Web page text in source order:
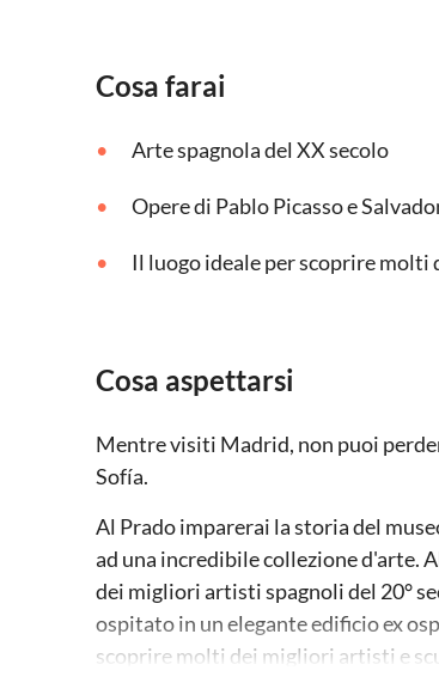
Cosa farai
Arte spagnola del XX secolo
Opere di Pablo Picasso e
Il luogo ideale per scoprire
Cosa aspettarsi
Mentre visiti Madrid, non puoi
Sofía.
Al Prado imparerai la storia del
ad una incredibile collezione d'arte.
dei migliori artisti spagnoli del 20°
ospitato in un elegante edificio ex
scoprire molti dei migliori artisti e